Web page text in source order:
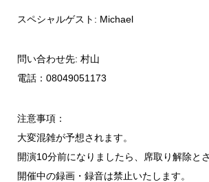
スペシャルゲスト: Michael
問い合わせ先: 村山
電話：08049051173
注意事項：
大変混雑が予想されます。
開演10分前になりましたら、席取り解除と
開催中の録画・録音は禁止いたします。